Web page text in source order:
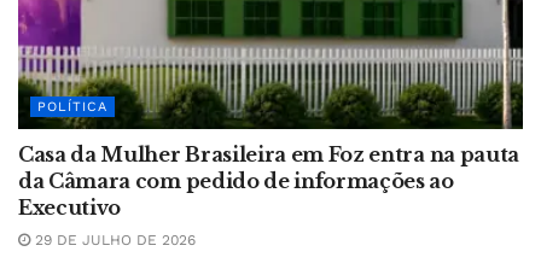
POLÍTICA
Casa da Mulher Brasileira em Foz entra na pauta
da Câmara com pedido de informações ao
Executivo
29 DE JULHO DE 2026